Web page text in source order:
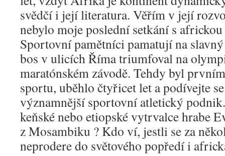
svědčí i její literatura. Věřím v její
nebylo moje poslední setkání s
Sportovní pamětníci pamatují na
bos v ulicích Říma triumfoval na
maratónském závodě. Tehdy byl
sportu, uběhlo čtyřicet let a podívejte
významnější sportovní atletický
keňské nebo etiopské vytrvalce hrabe
z Mosambiku ? Kdo ví, jestli se za
neprodere do světového popředí i